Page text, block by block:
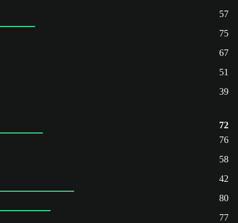
57
75
67
51
39
72
76
58
42
80
77